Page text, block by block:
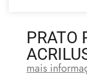
PRATO
mais